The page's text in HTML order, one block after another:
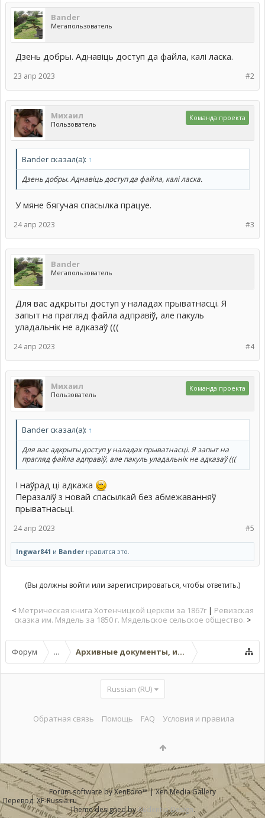
Bander
Мегапользователь
Дзень добры. Аднавіць доступ да файла, калі ласка.
#2
23 апр 2023
Михаил
Пользователь
Команда проекта
Bander сказал(а): ↑
Дзень добры. Аднавіць доступ да файла, калі ласка.
У мяне бягучая спасылка працуе.
#3
24 апр 2023
Bander
Мегапользователь
Для вас адкрыты доступ у наладах прыватнасці. Я
запыт на прагляд файла адправіў, але пакуль
уладальнік не адказаў (((
#4
24 апр 2023
Михаил
Пользователь
Команда проекта
Bander сказал(а): ↑
Для вас адкрыты доступ у наладах прыватнасці. Я запыт на
прагляд файла адправіў, але пакуль уладальнік не адказаў (((
І наўрад ці адкажа
Перазаліў з новай спасылкай без абмежаванняў
прыватнасьці.
#5
24 апр 2023
Ingwar841 и Bander нравится это.
(Вы должны войти или зарегистрироваться, чтобы ответить.)
< Метрическая книга Хотенчицкой церкви за 1867г| Ревизская
сказка им. Мядель за 1850 г. Мядельское сельское общество. >
Форум ... Архивные документы, исторические
Russian (RU)
Обратная связь Помощь FAQ Условия и правила
Forum software by XenForo™|Xen Media Gallery
Перевод: XF-Russia.ru
Theme designed byAudentio Design.